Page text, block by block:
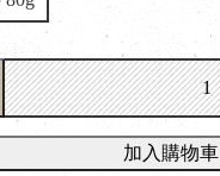
加入購物車